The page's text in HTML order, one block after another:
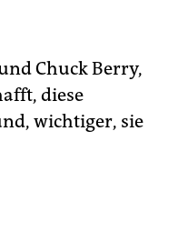
Chuck Berry,
diese
wichtiger, sie